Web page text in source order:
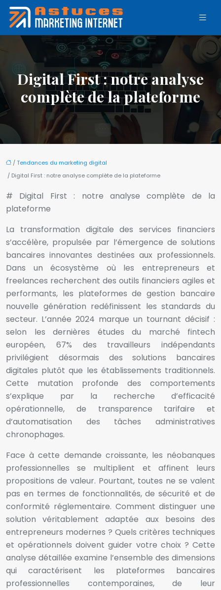
Digital First : notre analyse
complète de la plateforme
/Tendances du marketing digital
/ Digital First : notre analyse complète de la plateforme
# Digital First : notre analyse complète de la
plateforme
La transformation digitale des services financiers
s’accélère, propulsée par l’émergence de solutions
bancaires innovantes destinées aux professionnels.
Dans un écosystème où les entrepreneurs et
freelances recherchent des outils financiers agiles et
performants, les plateformes de gestion bancaire
nouvelle génération redéfinissent les standards du
secteur. L’année 2024 marque un tournant décisif :
selon les dernières études du marché fintech
européen, 67% des travailleurs indépendants
privilégient désormais des solutions bancaires
digitales plutôt que les établissements traditionnels.
Cette mutation profonde des comportements
s’explique par la recherche d’efficacité
opérationnelle, de transparence tarifaire et
d’automatisation des tâches administratives
chronophages.
Face à cette demande croissante, les néobanques
professionnelles se multiplient et affinent leurs
propositions de valeur. Pourtant, toutes ne se valent
pas en termes de fonctionnalités, de sécurité et de
conformité réglementaire. Comment distinguer une
solution véritablement adaptée aux besoins des
entrepreneurs modernes ? Quels critères techniques
et opérationnels doivent guider votre choix ? Cette
analyse détaillée examine l’ensemble des dimensions
qui caractérisent les plateformes bancaires
professionnelles contemporaines, de leur